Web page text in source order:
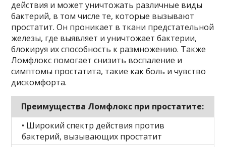
действия и может уничтожать различные виды
бактерий, в том числе те, которые вызывают
простатит. Он проникает в ткани предстательной
железы, где выявляет и уничтожает бактерии,
блокируя их способность к размножению. Также
Ломфлокс помогает снизить воспаление и
симптомы простатита, такие как боль и чувство
дискомфорта.
Преимущества Ломфлокс при простатите:
• Широкий спектр действия против
бактерий, вызывающих простатит